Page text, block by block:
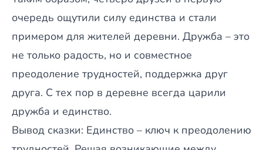
очередь ощутили силу единства и стали
примером для жителей деревни. Дружба – это
не только радость, но и совместное
преодоление трудностей, поддержка друг
друга. С тех пор в деревне всегда царили
дружба и единство.
Вывод сказки: Единство – ключ к преодолению